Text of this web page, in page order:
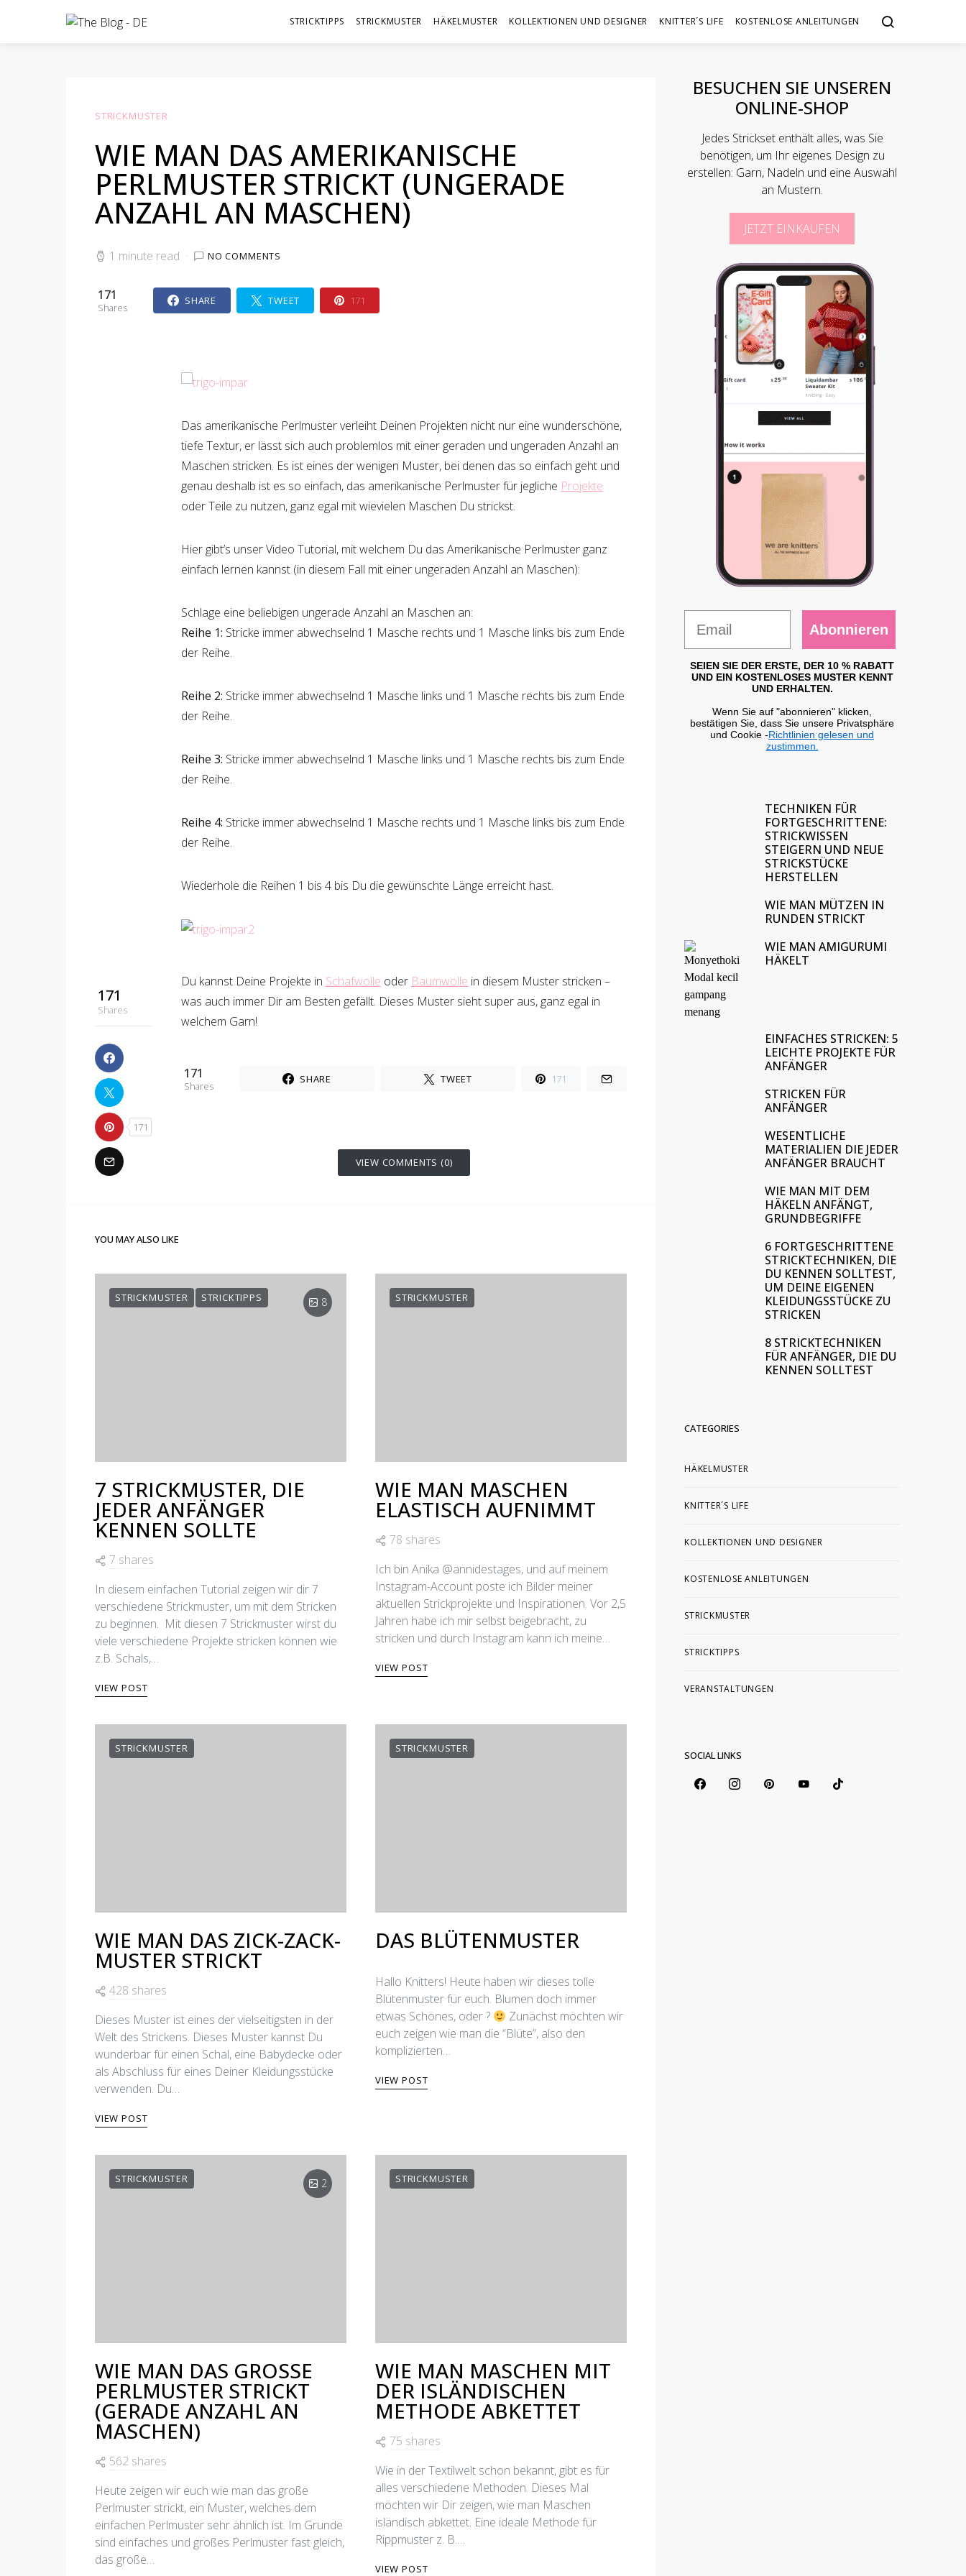
STRICKTIPPS STRICKMUSTER HÄKELMUSTER KOLLEKTIONEN UND DESIGNER KNITTER´S LIFE KOSTENLOSE ANLEITUNGEN
STRICKMUSTER
WIE MAN DAS AMERIKANISCHE
PERLMUSTER STRICKT (UNGERADE
ANZAHL AN MASCHEN)
1 minute read NO COMMENTS
171
Shares
SHARE TWEET 171
171
Shares
171
Das amerikanische Perlmuster verleiht Deinen Projekten nicht nur eine wunderschöne,
tiefe Textur, er lässt sich auch problemlos mit einer geraden und ungeraden Anzahl an
Maschen stricken. Es ist eines der wenigen Muster, bei denen das so einfach geht und
genau deshalb ist es so einfach, das amerikanische Perlmuster für jegliche Projekte
oder Teile zu nutzen, ganz egal mit wievielen Maschen Du strickst.
Hier gibt’s unser Video Tutorial, mit welchem Du das Amerikanische Perlmuster ganz
einfach lernen kannst (in diesem Fall mit einer ungeraden Anzahl an Maschen):
Schlage eine beliebigen ungerade Anzahl an Maschen an:
Reihe 1: Stricke immer abwechselnd 1 Masche rechts und 1 Masche links bis zum Ende
der Reihe.
Reihe 2: Stricke immer abwechselnd 1 Masche links und 1 Masche rechts bis zum Ende
der Reihe.
Reihe 3: Stricke immer abwechselnd 1 Masche links und 1 Masche rechts bis zum Ende
der Reihe.
Reihe 4: Stricke immer abwechselnd 1 Masche rechts und 1 Masche links bis zum Ende
der Reihe.
Wiederhole die Reihen 1 bis 4 bis Du die gewünschte Länge erreicht hast.
Du kannst Deine Projekte in Schafwolle oder Baumwolle in diesem Muster stricken –
was auch immer Dir am Besten gefällt. Dieses Muster sieht super aus, ganz egal in
welchem Garn!
171
Shares
SHARE TWEET 171
VIEW COMMENTS (0)
YOU MAY ALSO LIKE
STRICKMUSTER STRICKTIPPS 8
7 STRICKMUSTER, DIE
JEDER ANFÄNGER
KENNEN SOLLTE
7 shares
In diesem einfachen Tutorial zeigen wir dir 7
verschiedene Strickmuster, um mit dem Stricken
zu beginnen. Mit diesen 7 Strickmuster wirst du
viele verschiedene Projekte stricken können wie
z.B. Schals,…
VIEW POST
STRICKMUSTER
WIE MAN MASCHEN
ELASTISCH AUFNIMMT
78 shares
Ich bin Anika @annidestages, und auf meinem
Instagram-Account poste ich Bilder meiner
aktuellen Strickprojekte und Inspirationen. Vor 2,5
Jahren habe ich mir selbst beigebracht, zu
stricken und durch Instagram kann ich meine…
VIEW POST
STRICKMUSTER
WIE MAN DAS ZICK-ZACK-
MUSTER STRICKT
428 shares
Dieses Muster ist eines der vielseitigsten in der
Welt des Strickens. Dieses Muster kannst Du
wunderbar für einen Schal, eine Babydecke oder
als Abschluss für eines Deiner Kleidungsstücke
verwenden. Du…
VIEW POST
STRICKMUSTER
DAS BLÜTENMUSTER
Hallo Knitters! Heute haben wir dieses tolle
Blütenmuster für euch. Blumen doch immer
etwas Schönes, oder ?
Zunächst möchten wir
euch zeigen wie man die “Blüte”, also den
komplizierten…
VIEW POST
STRICKMUSTER 2
WIE MAN DAS GROSSE
PERLMUSTER STRICKT
(GERADE ANZAHL AN
MASCHEN)
562 shares
Heute zeigen wir euch wie man das große
Perlmuster strickt, ein Muster, welches dem
einfachen Perlmuster sehr ähnlich ist. Im Grunde
sind einfaches und großes Perlmuster fast gleich,
das große…
STRICKMUSTER
WIE MAN MASCHEN MIT
DER ISLÄNDISCHEN
METHODE ABKETTET
75 shares
Wie in der Textilwelt schon bekannt, gibt es für
alles verschiedene Methoden. Dieses Mal
möchten wir Dir zeigen, wie man Maschen
isländisch abkettet. Eine ideale Methode für
Rippmuster z. B.…
VIEW POST
BESUCHEN SIE UNSEREN
ONLINE-SHOP
Jedes Strickset enthält alles, was Sie
benötigen, um Ihr eigenes Design zu
erstellen: Garn, Nadeln und eine Auswahl
an Mustern.
JETZT EINKAUFEN
Abonnieren
SEIEN SIE DER ERSTE, DER 10 % RABATT
UND EIN KOSTENLOSES MUSTER KENNT
UND ERHALTEN.
Wenn Sie auf "abonnieren" klicken,
bestätigen Sie, dass Sie unsere Privatsphäre
und Cookie -Richtlinien gelesen und
zustimmen.
TECHNIKEN FÜR
FORTGESCHRITTENE:
STRICKWISSEN
STEIGERN UND NEUE
STRICKSTÜCKE
HERSTELLEN
WIE MAN MÜTZEN IN
RUNDEN STRICKT
WIE MAN AMIGURUMI
HÄKELT
EINFACHES STRICKEN: 5
LEICHTE PROJEKTE FÜR
ANFÄNGER
STRICKEN FÜR
ANFÄNGER
WESENTLICHE
MATERIALIEN DIE JEDER
ANFÄNGER BRAUCHT
WIE MAN MIT DEM
HÄKELN ANFÄNGT,
GRUNDBEGRIFFE
6 FORTGESCHRITTENE
STRICKTECHNIKEN, DIE
DU KENNEN SOLLTEST,
UM DEINE EIGENEN
KLEIDUNGSSTÜCKE ZU
STRICKEN
8 STRICKTECHNIKEN
FÜR ANFÄNGER, DIE DU
KENNEN SOLLTEST
CATEGORIES
HÄKELMUSTER
KNITTER´S LIFE
KOLLEKTIONEN UND DESIGNER
KOSTENLOSE ANLEITUNGEN
STRICKMUSTER
STRICKTIPPS
VERANSTALTUNGEN
SOCIAL LINKS